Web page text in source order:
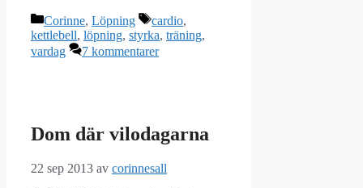
Kategorier
Corinne, Löpning Etiketter
cardio,
kettlebell, löpning, styrka, träning,
vardag
7 kommentarer
Dom där vilodagarna
22 sep 2013 av corinnesall